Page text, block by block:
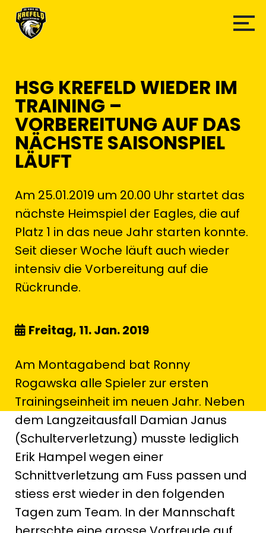
HSG KREFELD WIEDER IM
TRAINING –
VORBEREITUNG AUF DAS
NÄCHSTE SAISONSPIEL
LÄUFT
Am 25.01.2019 um 20.00 Uhr startet das
nächste Heimspiel der Eagles, die auf
Platz 1 in das neue Jahr starten konnte.
Seit dieser Woche läuft auch wieder
intensiv die Vorbereitung auf die
Rückrunde.
Freitag, 11. Jan. 2019
Am Montagabend bat Ronny
Rogawska alle Spieler zur ersten
Trainingseinheit im neuen Jahr. Neben
dem Langzeitausfall Damian Janus
(Schulterverletzung) musste lediglich
Erik Hampel wegen einer
Schnittverletzung am Fuss passen und
stiess erst wieder in den folgenden
Tagen zum Team. In der Mannschaft